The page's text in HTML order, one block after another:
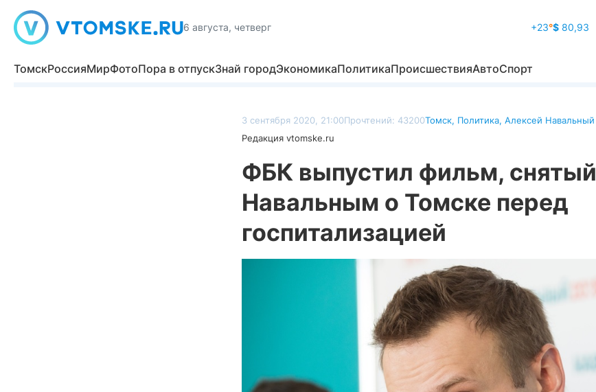
6 августа, четверг +23°$80,93
ТомскРоссияМирФотоПора в отпускЗнай городЭкономикаПолитикаПроисшествияАвтоСпорт
3 сентября 2020, 21:00Прочтений: 43200Томск, Политика, Алексей Навальный
Редакция vtomske.ru
ФБК выпустил фильм, снятый
Навальным о Томске перед
госпитализацией